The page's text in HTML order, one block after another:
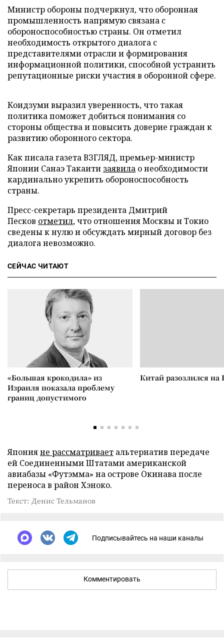
Министр обороны подчеркнул, что оборонная
промышленность напрямую связана с
обороноспособностью страны. Он отметил
необходимость открытого диалога с
представителями отрасли и формирования
информационной политики, способной устранить
репутационные риски участия в оборонной сфере.
Коидзуми выразил уверенность, что такая
политика поможет добиться понимания со
стороны общества и повысить доверие граждан к
развитию оборонного сектора.
Как писала газета ВЗГЛЯД, премьер-министр
Японии Санаэ Такаити заявила о необходимости
кардинально укрепить обороноспособность
страны.
Пресс-секретарь президента Дмитрий
Песков отметил, что отношения Москвы и Токио
сведены к нулю и обсуждать мирный договор без
диалога невозможно.
СЕЙЧАС ЧИТАЮТ
«Большая крокодила» из
Израиля показала проблему
границ допустимого
Китай разозлился на
Японияне рассматривает альтернатив передаче
ей Соединенными Штатами американской
авиабазы «Футэмма» на острове Окинава после
переноса в район Хэноко.
Текст: Денис Тельманов
Подписывайтесь на наши каналы
Комментировать